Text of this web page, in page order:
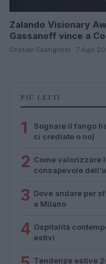
Zalando Visionary
Gassanoff vince a
Cristian Castiglioni · 7 Ago
PIÙ LETTI
1
Sognare il fango
ci crediate o no)
2 Come valorizzare
consapevole
3 Dove andare per
a Milano
4 Ospitalità
estivi
Tendenze estive